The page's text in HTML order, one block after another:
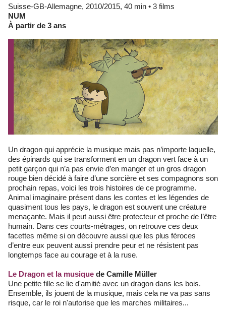
Suisse-GB-Allemagne, 2010/2015, 40 min • 3 films
NUM
À partir de 3 ans
Un dragon qui apprécie la musique mais pas n’importe laquelle,
des épinards qui se transforment en un dragon vert face à un
petit garçon qui n’a pas envie d’en manger et un gros dragon
rouge bien décidé à faire d’une sorcière et ses compagnons son
prochain repas, voici les trois histoires de ce programme.
Animal imaginaire présent dans les contes et les légendes de
quasiment tous les pays, le dragon est souvent une créature
menaçante. Mais il peut aussi être protecteur et proche de l’être
humain. Dans ces courts-métrages, on retrouve ces deux
facettes même si on découvre aussi que les plus féroces
d’entre eux peuvent aussi prendre peur et ne résistent pas
longtemps face au courage et à la ruse.
Le Dragon et la musique de Camille Müller
Une petite fille se lie d'amitié avec un dragon dans les bois.
Ensemble, ils jouent de la musique, mais cela ne va pas sans
risque, car le roi n'autorise que les marches militaires...